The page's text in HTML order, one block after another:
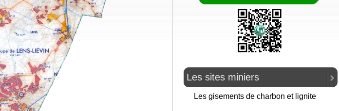
Les sites miniers
Les gisements de charbon et lignite